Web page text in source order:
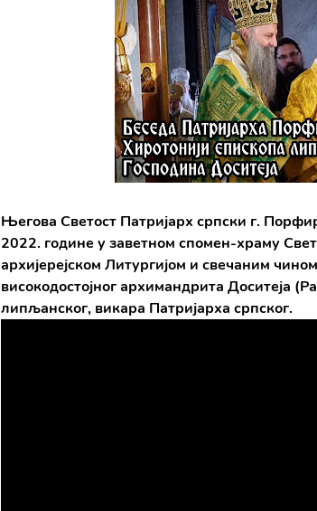
Његова Светост Патријарх српски г.
2022. године у заветном спомен-храму
архијерејском Литургијом и свечаним
високодостојног архимандрита Доситеја
липљанског, викара Патријарха српског.